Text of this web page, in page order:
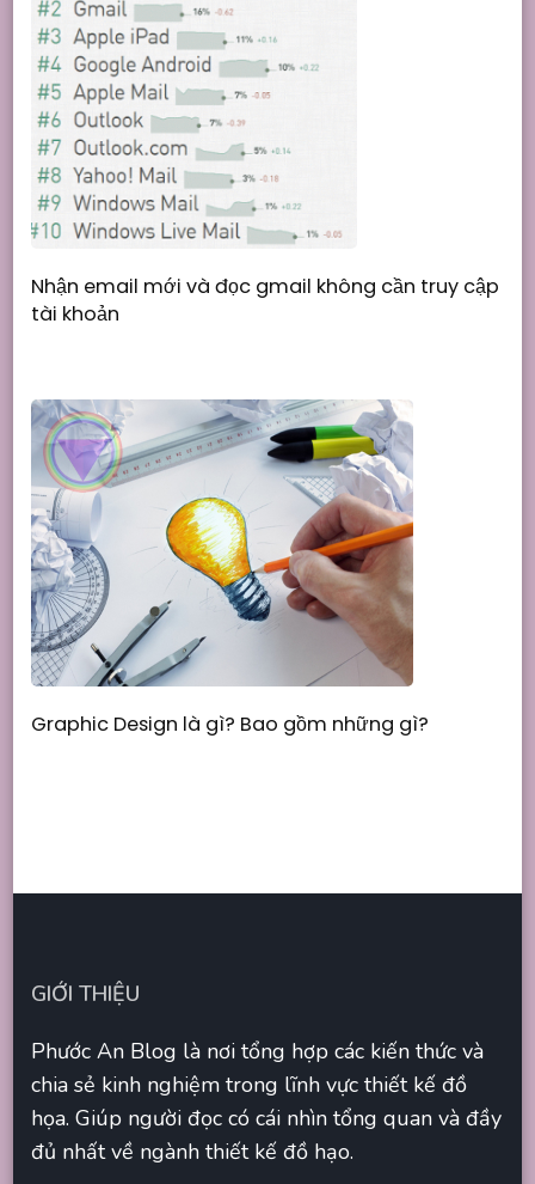
Nhận email mới và đọc gmail không cần truy cập
tài khoản
Graphic Design là gì? Bao gồm những gì?
GIỚI THIỆU
Phước An Blog là nơi tổng hợp các kiến thức và
chia sẻ kinh nghiệm trong lĩnh vực thiết kế đồ
họa. Giúp người đọc có cái nhìn tổng quan và đầy
đủ nhất về ngành thiết kế đồ hạo.